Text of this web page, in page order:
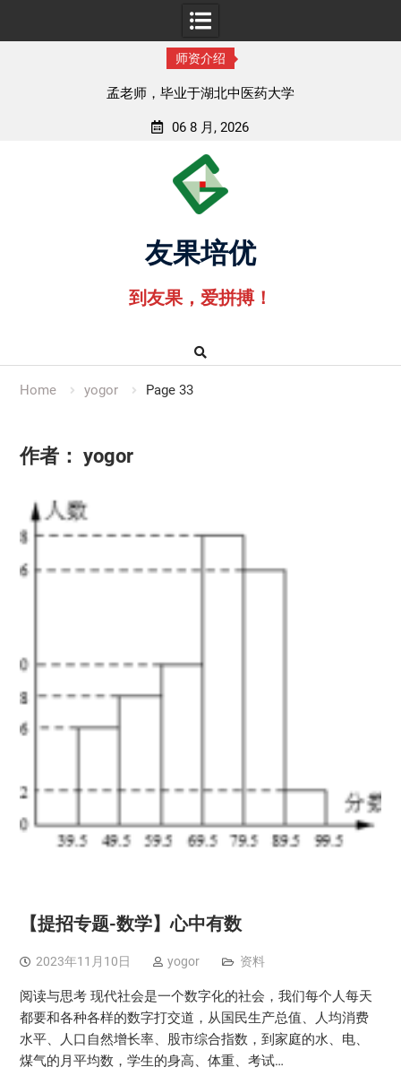
师资介绍
孟老师，毕业于湖北中医药大学
06 8 月, 2026
友果培优
到友果，爱拼搏！
Home yogor Page 33
作者： yogor
【提招专题-数学】心中有数
2023年11月10日 yogor 资料
阅读与思考 现代社会是一个数字化的社会，我们每个人每天
都要和各种各样的数字打交道，从国民生产总值、人均消费
水平、人口自然增长率、股市综合指数，到家庭的水、电、
煤气的月平均数，学生的身高、体重、考试…